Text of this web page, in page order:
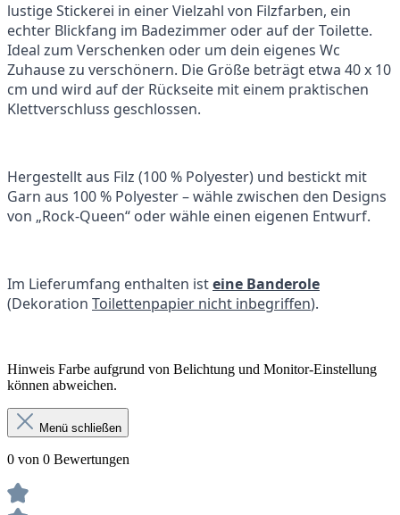
lustige Stickerei in einer Vielzahl von Filzfarben, ein
echter Blickfang im Badezimmer oder auf der Toilette.
Ideal zum Verschenken oder um dein eigenes Wc
Zuhause zu verschönern. Die Größe beträgt etwa 40 x 10
cm und wird auf der Rückseite mit einem praktischen
Klettverschluss geschlossen.
Hergestellt aus Filz (100 % Polyester) und bestickt mit
Garn aus 100 % Polyester – wähle zwischen den Designs
von „Rock-Queen“ oder wähle einen eigenen Entwurf.
Im Lieferumfang enthalten isteine Banderole
(Dekoration Toilettenpapier nicht inbegriffen).
Hinweis Farbe aufgrund von Belichtung und Monitor-Einstellung
können abweichen.
Menü schließen
0 von 0 Bewertungen